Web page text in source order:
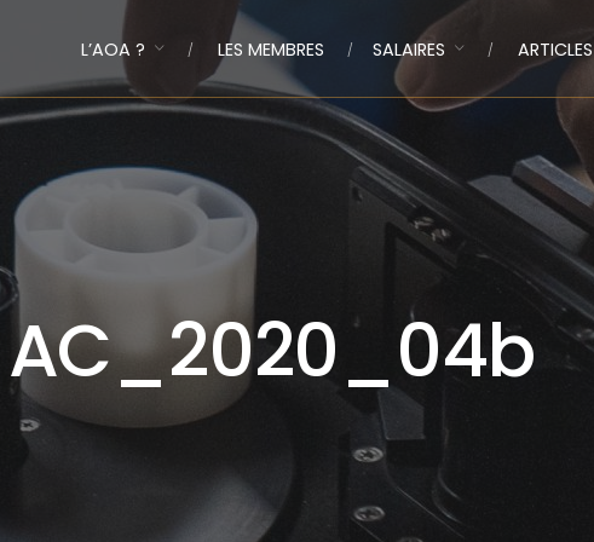
L’AOA ? LES MEMBRES SALAIRES ARTICLES
AC_2020_04b